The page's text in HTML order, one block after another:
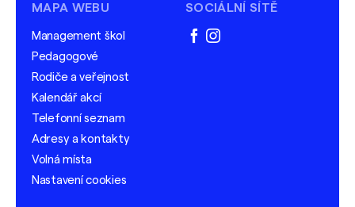
MAPA WEBU
Management škol
Pedagogové
Rodiče a veřejnost
Kalendář akcí
Telefonní seznam
Adresy a kontakty
Volná místa
Nastavení cookies
SOCIÁLNÍ SÍTĚ
facebook
instagram